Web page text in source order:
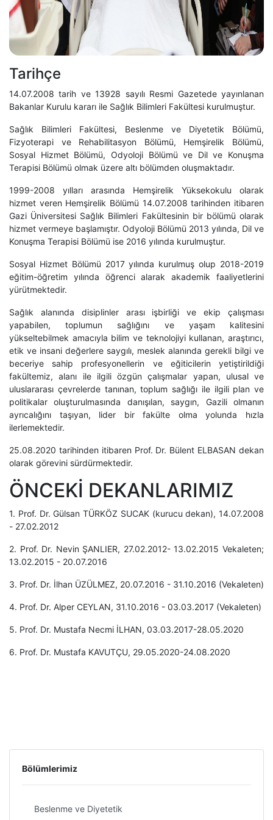
Tarihçe
14.07.2008 tarih ve 13928 sayılı Resmi Gazetede yayınlanan
Bakanlar Kurulu kararı ile Sağlık Bilimleri Fakültesi kurulmuştur.
Sağlık Bilimleri Fakültesi, Beslenme ve Diyetetik Bölümü,
Fizyoterapi ve Rehabilitasyon Bölümü, Hemşirelik Bölümü,
Sosyal Hizmet Bölümü, Odyoloji Bölümü ve Dil ve Konuşma
Terapisi Bölümü olmak üzere altı bölümden oluşmaktadır.
1999-2008 yılları arasında Hemşirelik Yüksekokulu olarak
hizmet veren Hemşirelik Bölümü 14.07.2008 tarihinden itibaren
Gazi Üniversitesi Sağlık Bilimleri Fakültesinin bir bölümü olarak
hizmet vermeye başlamıştır. Odyoloji Bölümü 2013 yılında, Dil ve
Konuşma Terapisi Bölümü ise 2016 yılında kurulmuştur.
Sosyal Hizmet Bölümü 2017 yılında kurulmuş olup 2018-2019
eğitim-öğretim yılında öğrenci alarak akademik faaliyetlerini
yürütmektedir.
Sağlık alanında disiplinler arası işbirliği ve ekip çalışması
yapabilen, toplumun sağlığını ve yaşam kalitesini
yükseltebilmek amacıyla bilim ve teknolojiyi kullanan, araştırıcı,
etik ve insani değerlere saygılı, meslek alanında gerekli bilgi ve
beceriye sahip profesyonellerin ve eğiticilerin yetiştirildiği
fakültemiz, alanı ile ilgili özgün çalışmalar yapan, ulusal ve
uluslararası çevrelerde tanınan, toplum sağlığı ile ilgili plan ve
politikalar oluşturulmasında danışılan, saygın, Gazili olmanın
ayrıcalığını taşıyan, lider bir fakülte olma yolunda hızla
ilerlemektedir.
25.08.2020 tarihinden itibaren Prof. Dr. Bülent ELBASAN dekan
olarak görevini sürdürmektedir.
ÖNCEKİ DEKANLARIMIZ
1. Prof. Dr. Gülsan TÜRKÖZ SUCAK (kurucu dekan), 14.07.2008
- 27.02.2012
2. Prof. Dr. Nevin ŞANLIER, 27.02.2012- 13.02.2015 Vekaleten;
13.02.2015 - 20.07.2016
3. Prof. Dr. İlhan ÜZÜLMEZ, 20.07.2016 - 31.10.2016 (Vekaleten)
4. Prof. Dr. Alper CEYLAN, 31.10.2016 - 03.03.2017 (Vekaleten)
5. Prof. Dr. Mustafa Necmi İLHAN, 03.03.2017-28.05.2020
6. Prof. Dr. Mustafa KAVUTÇU, 29.05.2020-24.08.2020
Bölümlerimiz
Beslenme ve Diyetetik